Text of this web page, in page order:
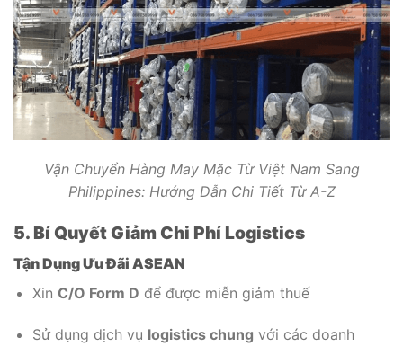
Vận Chuyển Hàng May Mặc Từ Việt Nam Sang
Philippines: Hướng Dẫn Chi Tiết Từ A-Z
5. Bí Quyết Giảm Chi Phí Logistics
Tận Dụng Ưu Đãi ASEAN
Xin C/O Form D để được miễn giảm thuế
Sử dụng dịch vụ logistics chung với các doanh